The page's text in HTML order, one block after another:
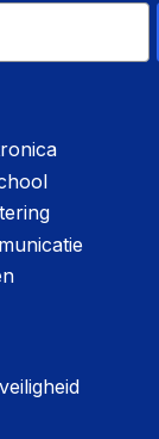
10 stuks
83 millimeter
253 millimeter
259 gram